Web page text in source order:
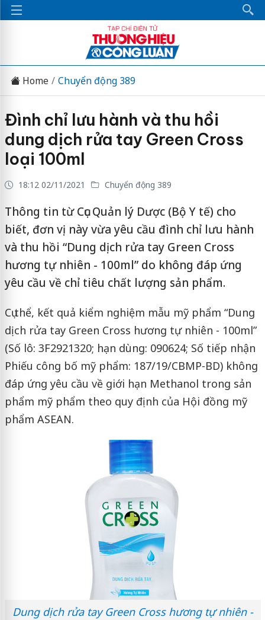
Home Chuyển động 389
Đình chỉ lưu hành và thu hồi
dung dịch rửa tay Green Cross
loại 100ml
18:12 02/11/2021 Chuyển động 389
Thông tin từ Cục Quản lý Dược (Bộ Y tế) cho
biết, đơn vị này vừa yêu cầu đình chỉ lưu hành
và thu hồi “Dung dịch rửa tay Green Cross
hương tự nhiên - 100ml” do không đáp ứng
yêu cầu về chỉ tiêu chất lượng sản phẩm.
Cụ thể, kết quả kiểm nghiệm mẫu mỹ phẩm “Dung
dịch rửa tay Green Cross hương tự nhiên - 100ml”
(Số lô: 3F2921320; hạn dùng: 090624; Số tiếp nhận
Phiếu công bố mỹ phẩm: 187/19/CBMP-BD) không
đáp ứng yêu cầu về giới hạn Methanol trong sản
phẩm mỹ phẩm theo quy định của Hội đồng mỹ
phẩm ASEAN.
Dung dịch rửa tay Green Cross hương tự nhiên -